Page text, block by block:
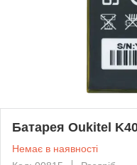
Батарея Oukitel
Немає в наявності